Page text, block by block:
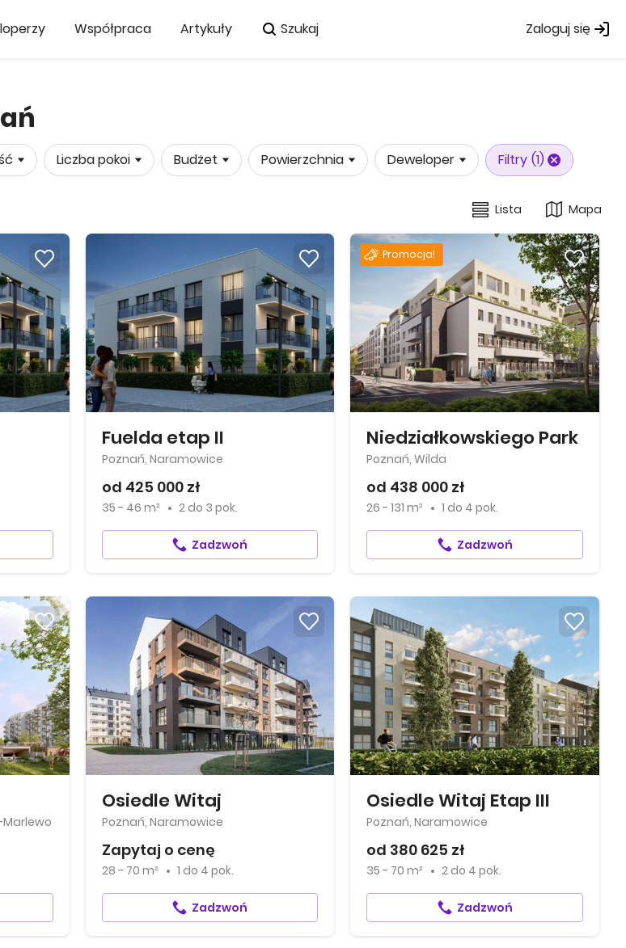
Współpraca Artykuły Szukaj Zaloguj się
Liczba pokoi Budżet Powierzchnia Deweloper Filtry (1)
Lista Mapa
Fuelda etap II
Poznań, Naramowice
od 425 000 zł
35 - 46 m² 2do 3 pok.
Zadzwoń
Promocja!
Niedziałkowskiego Park
Poznań, Wilda
od 438 000 zł
26 - 131 m² 1 do 4 pok.
Zadzwoń
Marlewo
Osiedle Witaj
Poznań, Naramowice
Zapytaj o cenę
28 - 70 m² 1 do 4 pok.
Zadzwoń
Osiedle Witaj Etap III
Poznań, Naramowice
od 380 625 zł
35 - 70 m² 2 do 4 pok.
Zadzwoń